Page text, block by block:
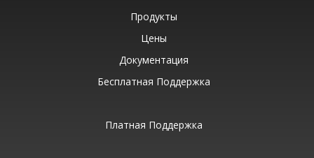
Продукты
Цены
Документация
Бесплатная Поддержка
Платная Поддержка